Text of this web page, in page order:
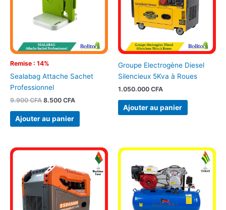
Remise : 14%
Sealabag Attache Sachet
Professionnel
9.900CFA 8.500 CFA
Ajouter au panier
Groupe Electrogène Diesel
Silencieux 5Kva à Roues
1.050.000 CFA
Ajouter au panier